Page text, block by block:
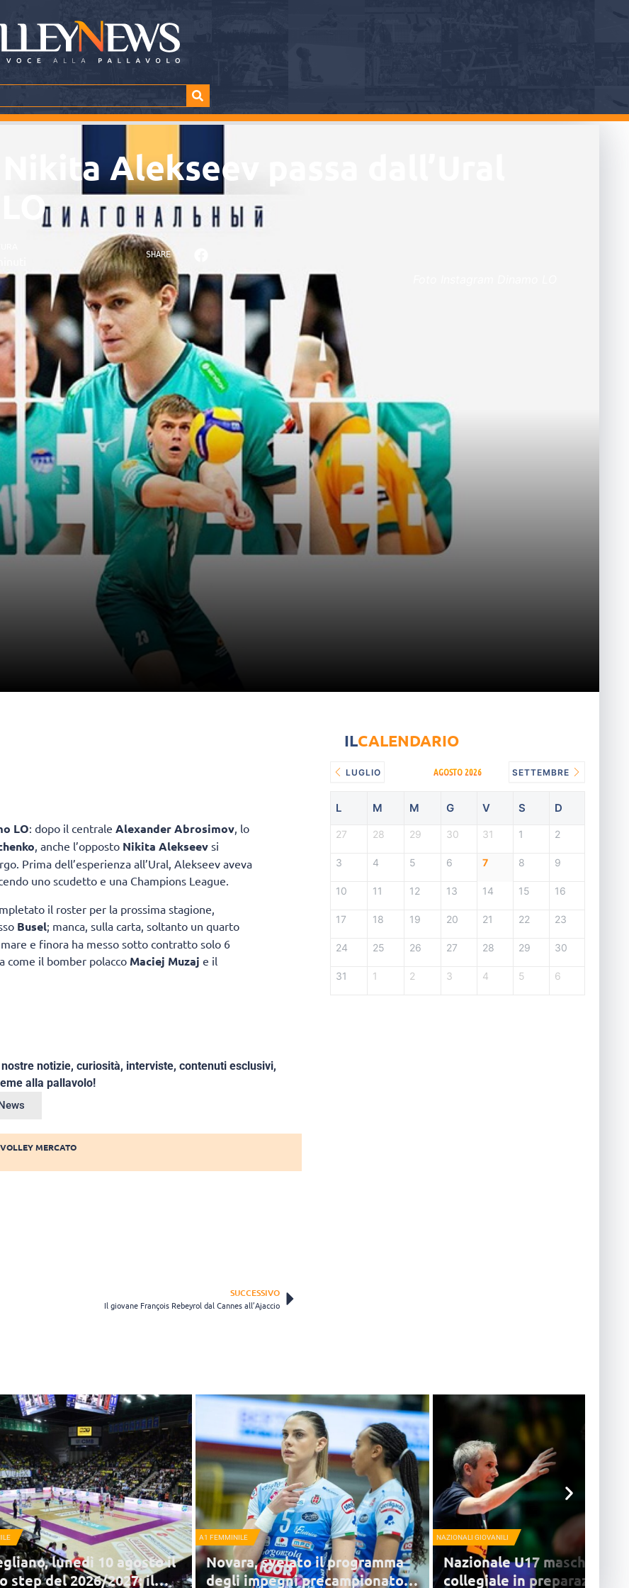
Alekseev passa dall’Ural
SHARE
LO: dopo il centrale Alexander Abrosimov, lo
, anche l’opposto Nikita Alekseev si
Prima dell’esperienza all’Ural, Alekseev aveva
uno scudetto e una Champions League.
il roster per la prossima stagione,
Busel; manca, sulla carta, soltanto un quarto
e finora ha messo sotto contratto solo 6
come il bomber polacco Maciej Muzaj e il
notizie, curiosità, interviste, contenuti esclusivi,
alla pallavolo!
VOLLEY MERCATO
SUCCESSIVO
Il giovane François Rebeyrol dal Cannes all’Ajaccio
ILCALENDARIO
LUGLIO AGOSTO 2026 SETTEMBRE
L M M G V S D
27 28 29 30 31 1 2
3 4 5 6 7 8 9
10 11 12 13 14 15 16
17 18 19 20 21 22 23
24 25 26 27 28 29 30
31 1 2 3 4 5 6
lunedì 10 agosto il
step del 2026/2027: il
A1 FEMMINILE
Novara, svelato il programma
degli impegni precampionato
NAZIONALI GIOVANILI
Nazionale U17 maschile,
collegiale in preparazione